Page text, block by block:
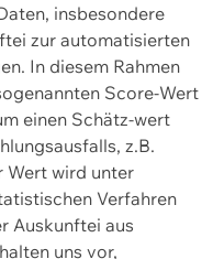
insbesondere
zur automatisierten
In diesem Rahmen
Score-Wert
einen Schätz-wert
z.B.
Wert wird unter
Verfahren
Auskunftei aus
uns vor,